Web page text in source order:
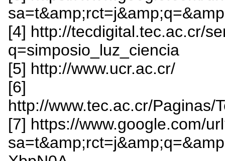
[4] http://tecdigital.tec.ac.cr/
q=simposio_luz_ciencia
[5] http://www.ucr.ac.cr/
[6]
http://www.tec.ac.cr/Paginas/
[7] https://www.google.com/